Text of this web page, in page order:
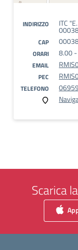
INDIRIZZO ITC
CAP
ORARI 8.00
EMAIL
PEC
TELEFONO
Scarica